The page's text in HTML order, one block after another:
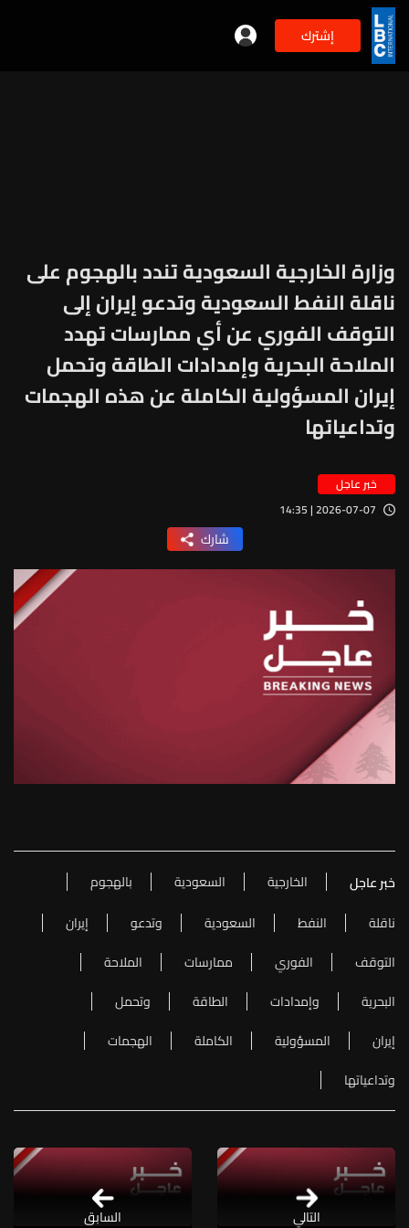
إشترك
وزارة الخارجية السعودية تندد بالهجوم على
ناقلة النفط السعودية وتدعو إيران إلى
التوقف الفوري عن أي ممارسات تهدد
الملاحة البحرية وإمدادات الطاقة وتحمل
إيران المسؤولية الكاملة عن هذه الهجمات
وتداعياتها
خبر عاجل
2026-07-07 | 14:35
شارك
خبر عاجل الخارجية السعودية
بالهجوم
ناقلة
النفط السعودية وتدعو
إيران
التوقف
الفوري ممارسات
الملاحة
البحرية
وإمدادات الطاقة
وتحمل
إيران
المسؤولية الكاملة
الهجمات
وتداعياتها
التالي السابق